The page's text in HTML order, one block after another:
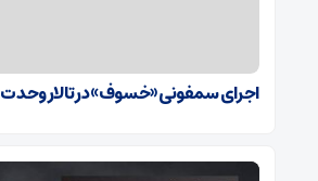
اجرای سمفونی «خسوف» در تالار وحدت